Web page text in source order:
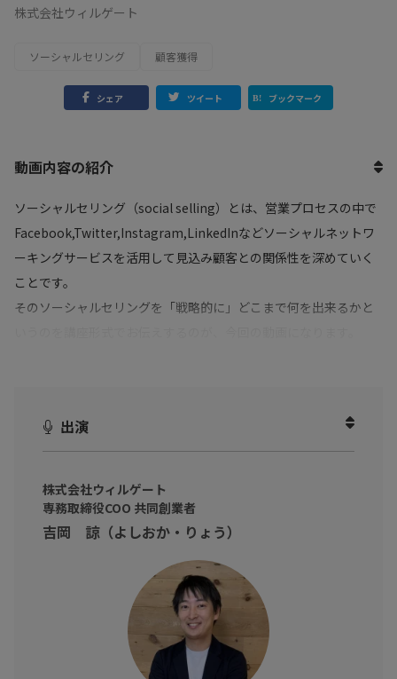
株式会社ウィルゲート
ソーシャルセリング 顧客獲得
シェア ツイート ブックマーク
動画内容の紹介
ソーシャルセリング（social selling）とは、営業プロセスの中で
Facebook,Twitter,Instagram,LinkedInなどソーシャルネットワ
ーキングサービスを活用して見込み顧客との関係性を深めていく
ことです。
そのソーシャルセリングを「戦略的に」どこまで何を出来るかと
続けている吉岡さんに（※インタビュー動画にもご出演いただき
インタビュー動画では概念的なお話を主にしていただきました
が、こちらの講座では、「何を・どこで・誰向けに」というソー
なSNS活用がどれ位売上に繋がったか」といった具体事例を用い
た【実践】、更にはSNSへの投下時間や動画の活用・コミュニテ
ィ作りといった【応用】まで具体例を挙げていただきながら解説
出演
株式会社ウィルゲート
専務取締役COO 共同創業者
吉岡 諒（よしおか・りょう）